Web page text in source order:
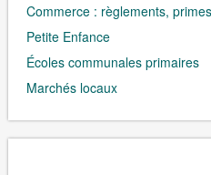
Commerce : règlements,
Petite Enfance
Écoles communales primaires
Marchés locaux